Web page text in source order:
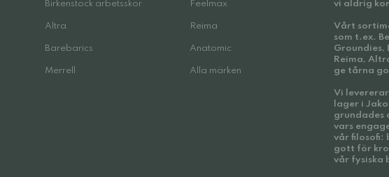
Birkenstock arbetsskor Feelmax
Altra Reima
Barebarics Anatomic
Merrell Alla märken
vi aldrig
Vårt
som t.ex.
Groundies,
Reima,
ge tårna
Vi
lager i
grundades
vars
vår filosofi:
gott för
vår fysiska